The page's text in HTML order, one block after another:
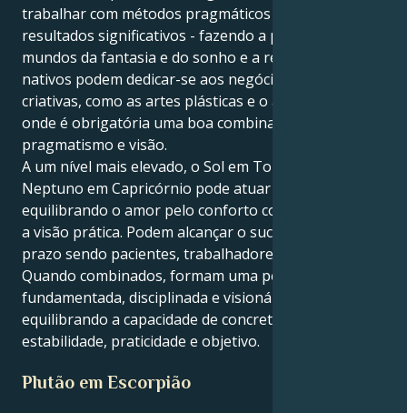
trabalhar com métodos pragmáticos para obter
resultados significativos - fazendo a ponte entre os
mundos da fantasia e do sonho e a realidade. Estes
nativos podem dedicar-se aos negócios ou às artes
criativas, como as artes plásticas e o artesanato,
onde é obrigatória uma boa combinação de
pragmatismo e visão.
A um nível mais elevado, o Sol em Touro com
Neptuno em Capricórnio pode atuar na vida,
equilibrando o amor pelo conforto com a ambição e
a visão prática. Podem alcançar o sucesso a longo
prazo sendo pacientes, trabalhadores e perspicazes.
Quando combinados, formam uma personalidade
fundamentada, disciplinada e visionária -
equilibrando a capacidade de concretizar sonhos com
estabilidade, praticidade e objetivo.
Plutão em Escorpião